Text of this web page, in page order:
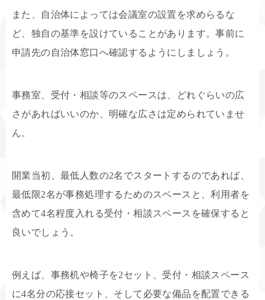
また、自治体によっては会議室の設置を求めらるな
ど、独自の基準を設けていることがあります。事前に
申請先の自治体窓口へ確認するようにしましょう。
事務室、受付・相談等のスペースは、どれぐらいの広
さがあればいいのか、明確な広さは定められていませ
ん。
開業当初、最低人数の2名でスタートするのであれば、
最低限2名が事務処理するためのスペースと、利用者を
含めて4名程度入れる受付・相談スペースを確保すると
良いでしょう。
例えば、事務机や椅子を2セット、受付・相談スペース
に4名分の応接セット、そして必要な備品を配置できる